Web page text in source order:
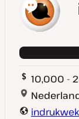
10,000 -